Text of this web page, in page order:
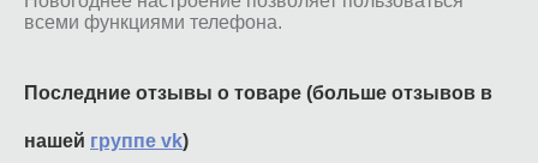
всеми функциями телефона.
Последние отзывы о товаре (больше отзывов в
нашей группе vk)